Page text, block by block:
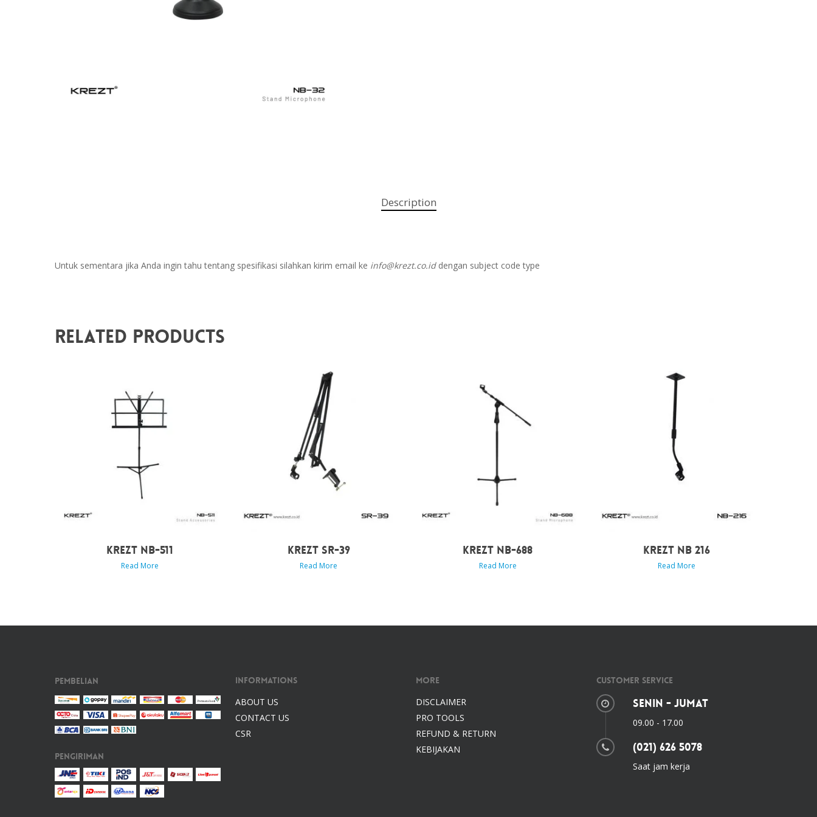
Description
Untuk sementara jika Anda ingin tahu tentang spesifikasi silahkan kirim email ke info@krezt.co.iddengan subject code type
Related Products
KREZT NB-511
Read More
KREZT SR-39
Read More
KREZT NB-688
Read More
KREZT NB 216
Read More
Pembelian
Pengiriman
Informations
ABOUT US
CONTACT US
CSR
More
DISCLAIMER
PRO TOOLS
REFUND & RETURN
KEBIJAKAN
Customer Service
Senin - Jumat
09.00 - 17.00
(021) 626 5078
Saat jam kerja